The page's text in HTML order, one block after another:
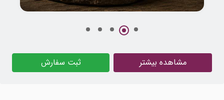
مشاهده بیشتر ثبت سفارش